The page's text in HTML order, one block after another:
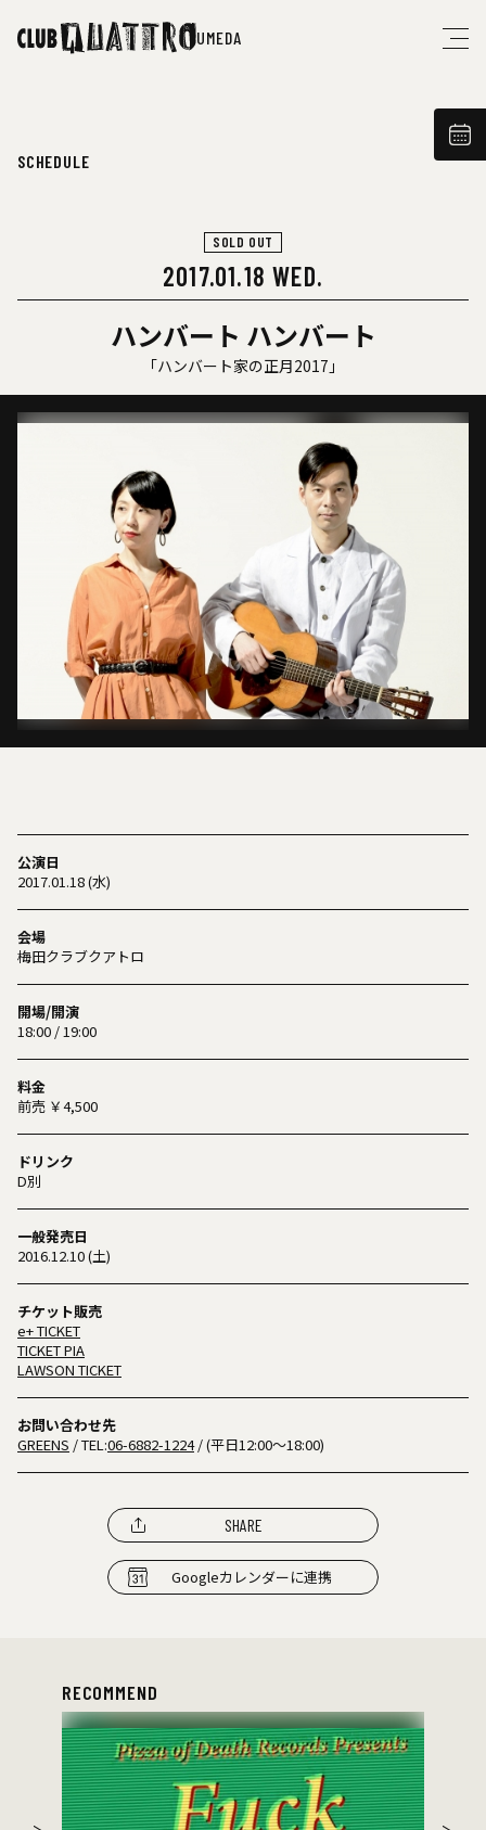
UMEDA
SCHEDULE
SOLD OUT
2017.01.18 WED.
ハンバート ハンバート
「ハンバート家の正月2017」
公演日
2017.01.18 (水)
会場
梅田クラブクアトロ
開場/開演
18:00 / 19:00
料金
前売 ￥4,500
ドリンク
D別
一般発売日
2016.12.10 (土)
チケット販売
e+ TICKET
TICKET PIA
LAWSON TICKET
お問い合わせ先
GREENS / TEL:06-6882-1224/ (平日12:00～18:00)
SHARE
Googleカレンダーに連携
RECOMMEND